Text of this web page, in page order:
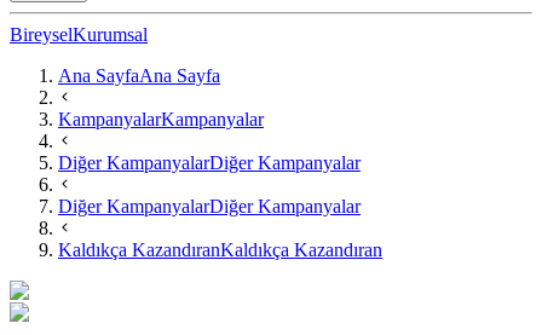
BireyselKurumsal
Ana SayfaAna Sayfa
KampanyalarKampanyalar
Diğer KampanyalarDiğer Kampanyalar
Diğer KampanyalarDiğer Kampanyalar
Kaldıkça KazandıranKaldıkça Kazandıran